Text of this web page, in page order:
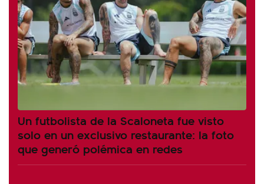
Un futbolista de la Scaloneta fue visto
solo en un exclusivo restaurante: la foto
que generó polémica en redes